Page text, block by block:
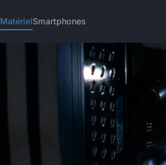
MatérielSmartphones